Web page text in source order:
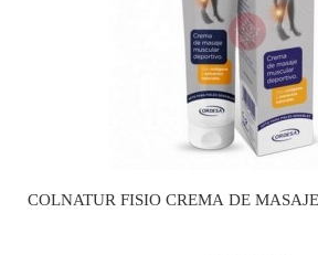
COLNATUR FISIO CREMA DE